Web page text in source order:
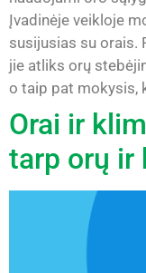
Įvadinėje veikloje
susijusias su orais.
jie atliks orų
o taip pat mokysis,
Orai ir
tarp orų ir